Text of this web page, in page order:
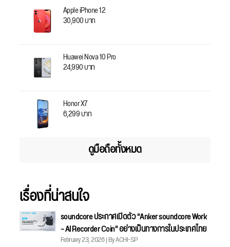
Apple iPhone 12
30,900 บาท
Huawei Nova 10 Pro
24,990 บาท
Honor X7
6,299 บาท
ดูมือถือทั้งหมด
เรื่องที่น่าสนใจ
soundcore ประกาศเปิดตัว “Anker soundcore Work
– AI Recorder Coin” อย่างเป็นทางการในประเทศไทย
February 23, 2026 | By ACHI-SP